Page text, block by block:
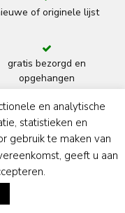
of originele lijst
gratis bezorgd en
opgehangen
& Buunk
en analytische
statistieken en
gebruik te maken van
geeft u aan